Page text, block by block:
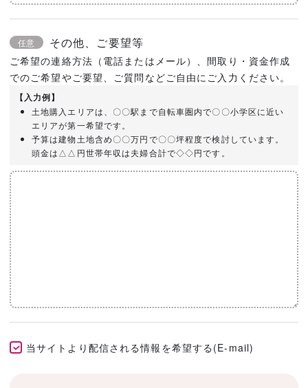
任意 その他、ご要望等
ご希望の連絡方法（電話またはメール）、間取り・資金作成
でのご希望やご要望、ご質問などご自由にご入力ください。
【入力例】
土地購入エリアは、〇〇駅まで自転車圏内で〇〇小学区に近い
エリアが第一希望です。
予算は建物土地含め〇〇万円で〇〇坪程度で検討しています。
頭金は△△円世帯年収は夫婦合計で◇◇円です。
当サイトより配信される情報を希望する(E-mail)